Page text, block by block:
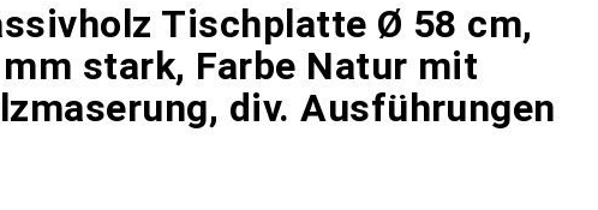
Tischplatte Ø 58 cm,
stark, Farbe Natur mit
div. Ausführungen